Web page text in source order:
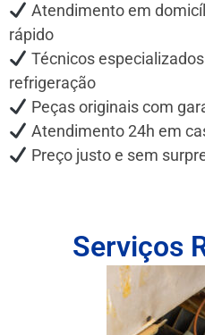
Atendimento em
rápido
Técnicos
refrigeração
Peças originais com
Atendimento 24h em
Preço justo e sem
Serviços